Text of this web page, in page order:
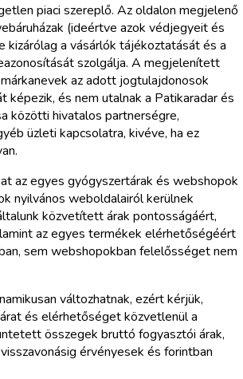
piaci szereplő. Az oldalon megjelenő
(ideértve azok védjegyeit és
a vásárlók tájékoztatását és a
szolgálja. A megjelenített
az adott jogtulajdonosok
képezik, és nem utalnak a Patikaradar és
közötti hivatalos partnerségre,
üzleti kapcsolatra, kivéve, ha ez
az egyes gyógyszertárak és webshopok
nyilvános weboldalairól kerülnek
közvetített árak pontosságáért,
az egyes termékek elérhetőségéért
sem webshopokban felelősséget nem
változhatnak, ezért kérjük,
és elérhetőséget közvetlenül a
összegek bruttó fogyasztói árak,
érvényesek és forintban